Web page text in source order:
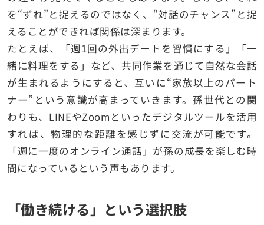
を“ずれ”と捉えるのではなく、“対話のチャンス”と捉
えることができれば関係は深まります。
たとえば、「週1回の外出デートを習慣にする」「一
緒に料理をする」など、共同作業を通じて自然な会話
が生まれるようにすると、互いに“家族以上のパート
ナー”という意識が高まっていきます。孫世代との関
わりも、LINEやZoomといったデジタルツールを活用
すれば、物理的な距離を感じずに交流が可能です。
「週に一度のオンライン通話」が孫の成長を楽しむ時
間になっているという声もあります。
「働き続ける」という選択肢